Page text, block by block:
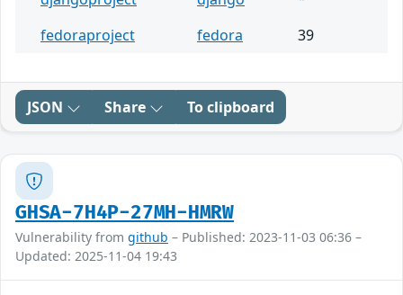
fedoraproject
fedora 39
JSON Share To clipboard
GHSA-7H4P-27MH-HMRW
Vulnerability from github – Published: 2023-11-03 06:36 –
Updated: 2025-11-04 19:43